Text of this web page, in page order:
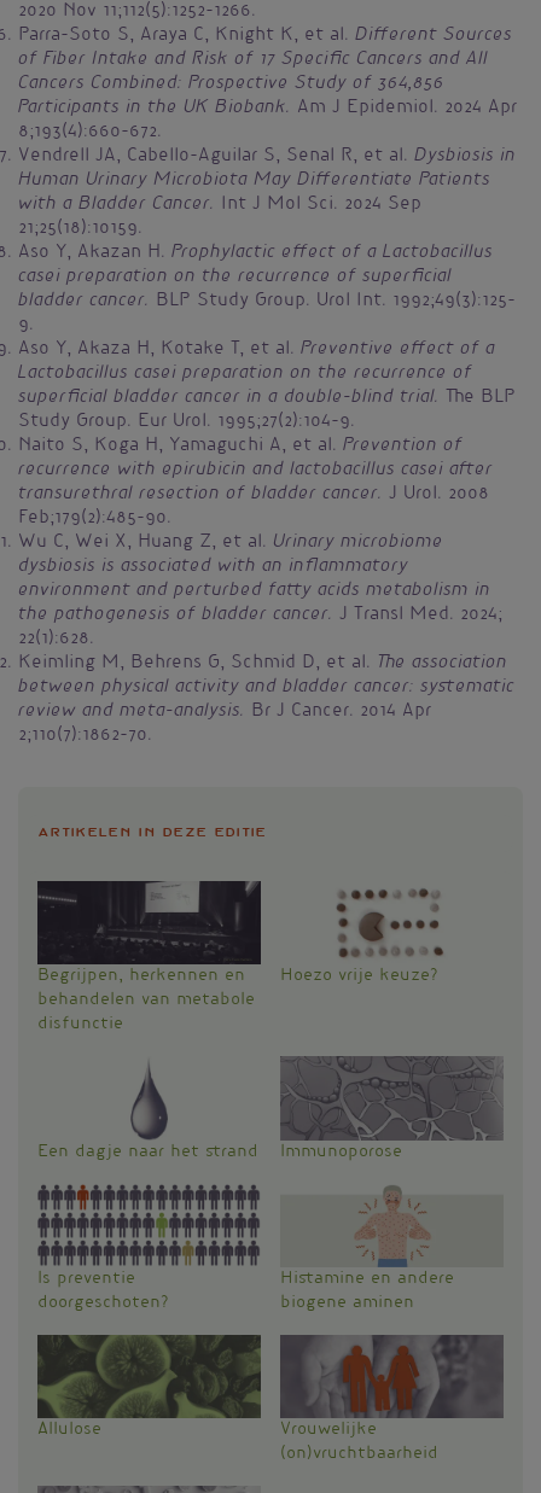
2020 Nov 11;112(5):1252-1266.︎
Parra-Soto S, Araya C, Knight K, et al. Different Sources
of Fiber Intake and Risk of 17 Specific Cancers and All
Cancers Combined: Prospective Study of 364,856
Participants in the UK Biobank.
Am J Epidemiol. 2024 Apr
8;193(4):660-672.
Vendrell JA, Cabello-Aguilar S, Senal R, et al. Dysbiosis in
Human Urinary Microbiota May Differentiate Patients
with a Bladder Cancer.
Int J Mol Sci. 2024 Sep
21;25(18):10159.
Aso Y, Akazan H. Prophylactic effect of a Lactobacillus
casei preparation on the recurrence of superficial
bladder cancer.
BLP Study Group. Urol Int. 1992;49(3):125-
9.
Aso Y, Akaza H, Kotake T, et al. Preventive effect of a
Lactobacillus casei preparation on the recurrence of
superficial bladder cancer in a double-blind trial.
The BLP
Study Group. Eur Urol. 1995;27(2):104-9.
Naito S, Koga H, Yamaguchi A, et al. Prevention of
recurrence with epirubicin and lactobacillus casei after
transurethral resection of bladder cancer. J Urol. 2008
Feb;179(2):485-90.
Wu C, Wei X, Huang Z, et al. Urinary microbiome
dysbiosis is associated with an inflammatory
environment and perturbed fatty acids metabolism in
the pathogenesis of bladder cancer. J Transl Med. 2024;
22(1):628.
Keimling M, Behrens G, Schmid D, et al.
The association
between physical activity and bladder cancer: systematic
review and meta-analysis.
Br J Cancer. 2014 Apr
2;110(7):1862-70.
Artikelen in deze editie
Begrijpen, herkennen en
behandelen van metabole
disfunctie
Hoezo vrije keuze?
Een dagje naar het strand Immunoporose
Is preventie
doorgeschoten?
Histamine en andere
biogene aminen
Allulose
Vrouwelijke
(on)vruchtbaarheid